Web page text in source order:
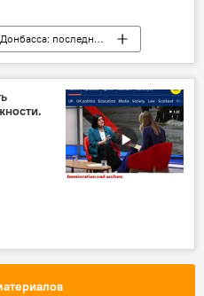
Спецоперация России по защите Донбасса: последние новости
Украина